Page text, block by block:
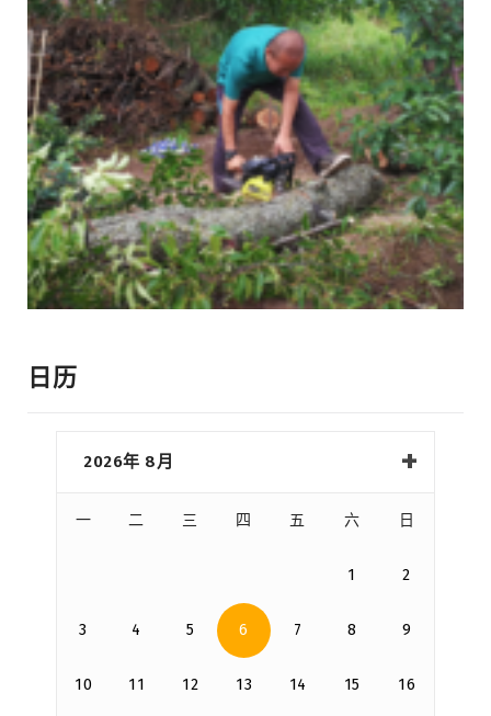
日历
2026年 8月
一 二 三 四 五 六 日
1 2
3 4 5 6 7 8 9
10 11 12 13 14 15 16